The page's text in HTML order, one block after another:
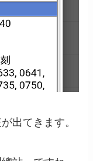
出てきます。